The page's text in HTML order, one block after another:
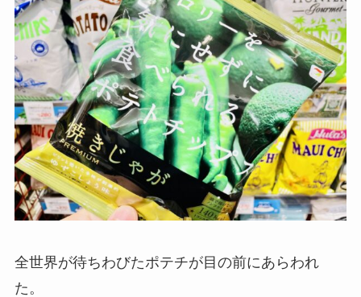
全世界が待ちわびたポテチが目の前にあらわれ
た。